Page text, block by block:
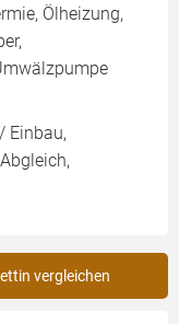
Ölheizung,
Einbau,
vergleichen